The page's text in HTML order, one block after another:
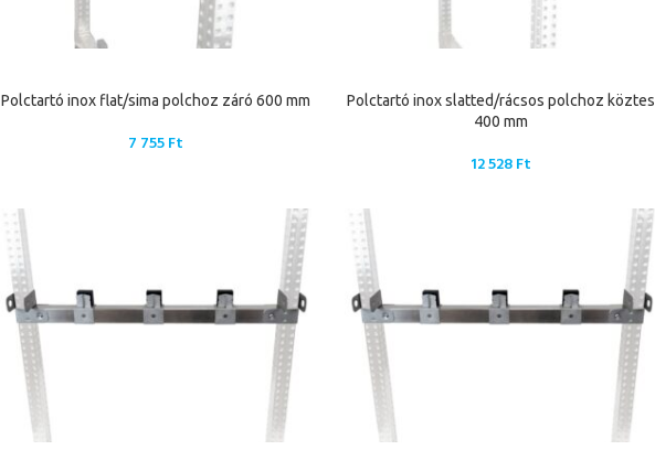
Polctartó inox flat/sima polchoz záró 600 mm
7 755Ft
Polctartó inox slatted/rácsos polchoz köztes
400 mm
12 528Ft